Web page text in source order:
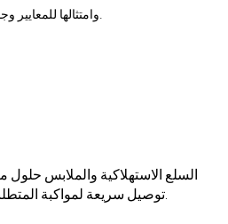
وامتثالها للمعايير وجاهزيتها لتلبية احتياجات المستهلكين.
السلع الاستهلاكية والملابس حلول
توصيل سريعة لمواكبة المتطلبات المتغيرة في قطاع التجزئة.